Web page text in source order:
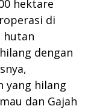
hektare
di
hutan
dengan
yang hilang
dan Gajah